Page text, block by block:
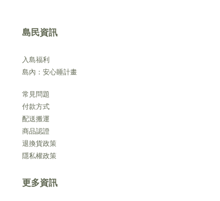
島民資訊
入島福利
島內：安心睡計畫
常見問題
付款方式
配送搬運
商品認證
退換貨政策
隱私權政策
更多資訊